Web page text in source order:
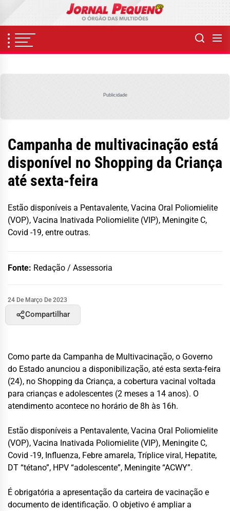
content
Publicidade
Campanha de multivacinação está
disponível no Shopping da Criança
até sexta-feira
Estão disponíveis a Pentavalente, Vacina Oral Poliomielite
(VOP), Vacina Inativada Poliomielite (VIP), Meningite C,
Covid -19, entre outras.
Fonte: Redação / Assessoria
24 De Março De 2023
Compartilhar
Como parte da Campanha de Multivacinação, o Governo
do Estado anunciou a disponibilização, até esta sexta-feira
(24), no Shopping da Criança, a cobertura vacinal voltada
para crianças e adolescentes (2 meses a 14 anos). O
atendimento acontece no horário de 8h às 16h.
Estão disponíveis a Pentavalente, Vacina Oral Poliomielite
(VOP), Vacina Inativada Poliomielite (VIP), Meningite C,
Covid -19, Influenza, Febre amarela, Tríplice viral, Hepatite,
DT “tétano”, HPV “adolescente”, Meningite “ACWY”.
É obrigatória a apresentação da carteira de vacinação e
documento de identificação. O objetivo é ampliar a